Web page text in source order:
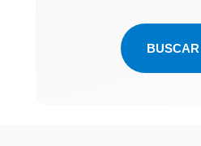
BUSCAR